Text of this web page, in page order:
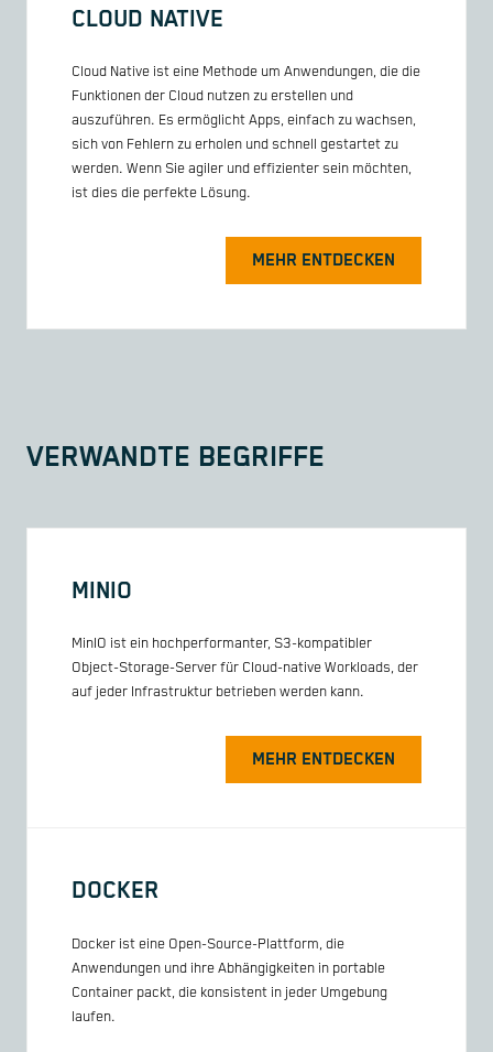
CLOUD NATIVE
Cloud Native ist eine Methode um Anwendungen, die die
Funktionen der Cloud nutzen zu erstellen und
auszuführen. Es ermöglicht Apps, einfach zu wachsen,
sich von Fehlern zu erholen und schnell gestartet zu
werden. Wenn Sie agiler und effizienter sein möchten,
ist dies die perfekte Lösung.
MEHR ENTDECKEN
VERWANDTE BEGRIFFE
MINIO
MinIO ist ein hochperformanter, S3-kompatibler
Object-Storage-Server für Cloud-native Workloads, der
auf jeder Infrastruktur betrieben werden kann.
MEHR ENTDECKEN
DOCKER
Docker ist eine Open-Source-Plattform, die
Anwendungen und ihre Abhängigkeiten in portable
Container packt, die konsistent in jeder Umgebung
laufen.